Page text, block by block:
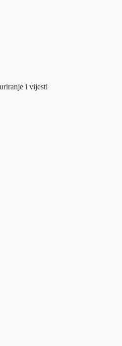
i vijesti